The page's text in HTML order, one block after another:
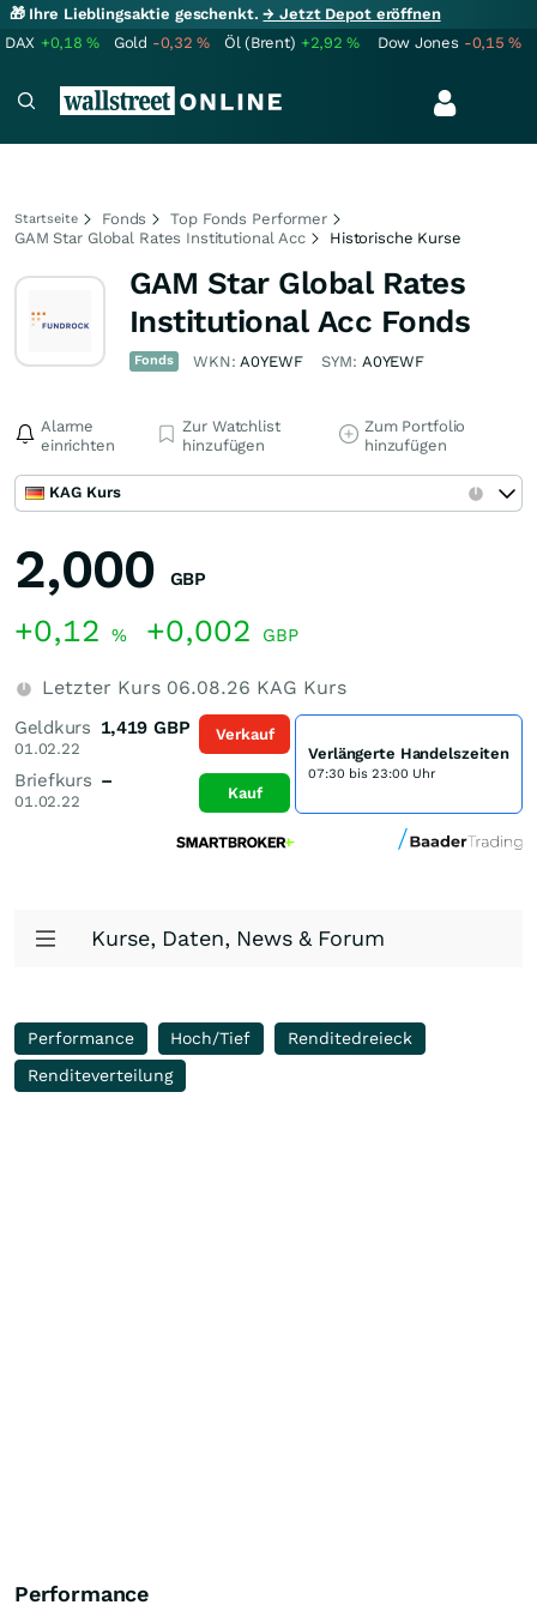
🎁 Ihre Lieblingsaktie geschenkt.→ Jetzt Depot eröffnen
DAX +0,18% Gold -0,32% Öl (Brent) +2,92% Dow Jones -0,15%
Startseite Fonds
Top Fonds Performer
GAM Star Global Rates Institutional Acc
Historische Kurse
GAM Star Global Rates
Institutional Acc Fonds
Fonds WKN:A0YEWF SYM: A0YEWF
Alarme
einrichten
Zur Watchlist
hinzufügen
Zum Portfolio
hinzufügen
KAG Kurs
2,000 GBP
+0,12 % +0,002 GBP
Letzter Kurs 06.08.26 KAG Kurs
Geldkurs
01.02.22
1,419 GBP
Briefkurs
01.02.22
–
Verkauf
Kauf
Verlängerte Handelszeiten
07:30 bis 23:00 Uhr
Kurse, Daten, News & Forum
Performance Hoch/Tief
Renditedreieck
Renditeverteilung
Performance